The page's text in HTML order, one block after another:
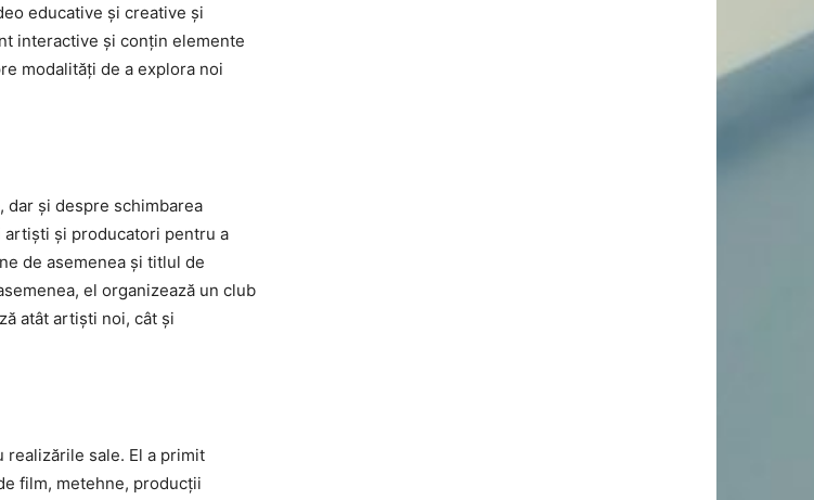
educative și creative și
interactive și conțin elemente
modalități de a explora noi
dar și despre schimbarea
artiști și producatori pentru a
de asemenea și titlul de
el organizează un club
atât artiști noi, cât și
sale. El a primit
film, metehne, producții